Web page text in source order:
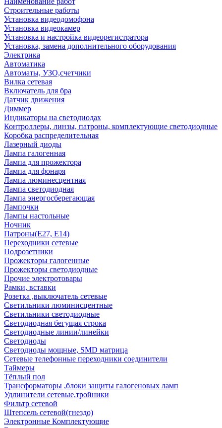
Строительные работы
Установка видеодомофона
Установка видеокамер
Установка и настройка видеорегистратора
Установка, замена дополнительного оборудования
Электрика
Автоматика
Автоматы, УЗО,счетчики
Вилка сетевая
Включатель для бра
Датчик движения
Диммер
Индикаторы на светодиодах
Контроллеры, линзы, патроны, комплектующие светодиодные
Коробка распределительная
Лазерный диоды
Лампа галогенная
Лампа для прожектора
Лампа для фонаря
Лампа люминесцентная
Лампа светодиодная
Лампа энергосберегающая
Лампочки
Лампы настольные
Ночник
Патроны(Е27, Е14)
Переходники сетевые
Подрозетники
Прожекторы галогенные
Прожекторы светодиодные
Прочие электротовары
Рамки, вставки
Розетка ,выключатель сетевые
Светильники люминисцентные
Светильники светодиодные
Светодиодная бегущая строка
Светодиодные линии/линейки
Светодиоды
Светодиоды мощные, SMD матрица
Сетевые телефонные переходники соединители
Таймеры
Тёплый пол
Трансформаторы ,блоки защиты галогеновых ламп
Удлинители сетевые,тройники
Фильтр сетевой
Штепсель сетевой(гнездо)
Электронные Комплектующие